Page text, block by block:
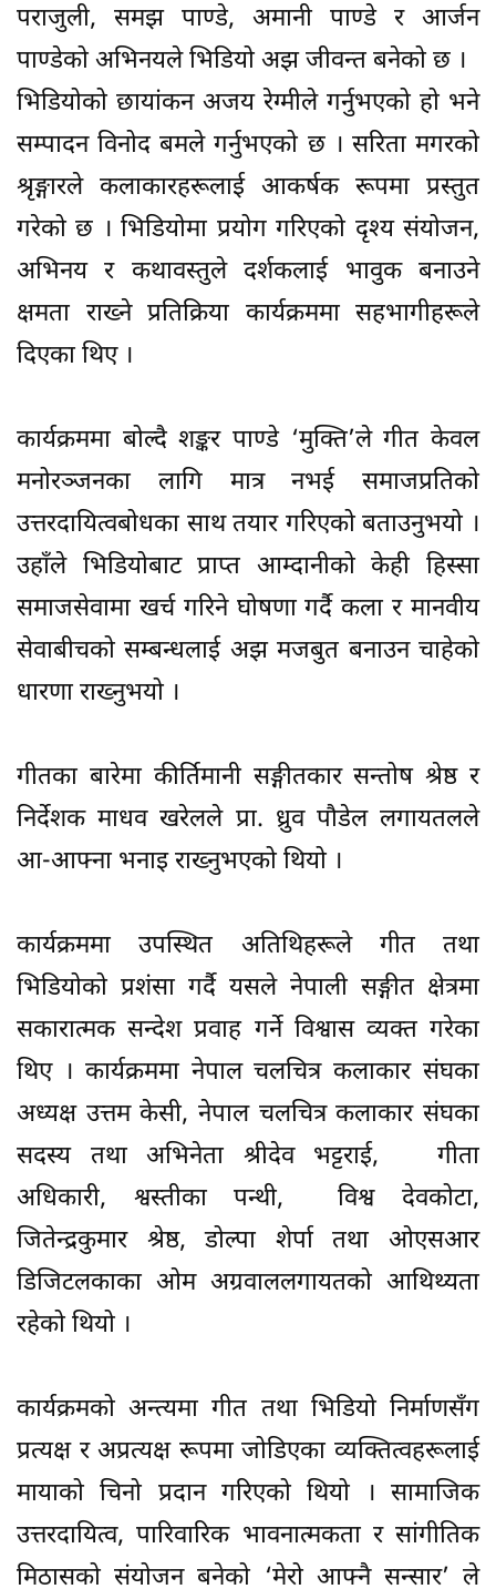
पराजुली, समझ पाण्डे, अमानी पाण्डे र आर्जन
पाण्डेको अभिनयले भिडियो अझ जीवन्त बनेको छ ।
भिडियोको छायांकन अजय रेग्मीले गर्नुभएको हो भने
सम्पादन विनोद बमले गर्नुभएको छ । सरिता मगरको
श्रृङ्गारले कलाकारहरूलाई आकर्षक रूपमा प्रस्तुत
गरेको छ । भिडियोमा प्रयोग गरिएको दृश्य संयोजन,
अभिनय र कथावस्तुले दर्शकलाई भावुक बनाउने
क्षमता राख्ने प्रतिक्रिया कार्यक्रममा सहभागीहरूले
दिएका थिए ।
कार्यक्रममा बोल्दै शङ्कर पाण्डे ‘मुक्ति’ले गीत केवल
मनोरञ्जनका लागि मात्र नभई समाजप्रतिको
उत्तरदायित्वबोधका साथ तयार गरिएको बताउनुभयो ।
उहाँले भिडियोबाट प्राप्त आम्दानीको केही हिस्सा
समाजसेवामा खर्च गरिने घोषणा गर्दै कला र मानवीय
सेवाबीचको सम्बन्धलाई अझ मजबुत बनाउन चाहेको
धारणा राख्नुभयो ।
गीतका बारेमा कीर्तिमानी सङ्गीतकार सन्तोष श्रेष्ठ र
निर्देशक माधव खरेलले प्रा. ध्रुव पौडेल लगायतलले
आ-आफ्ना भनाइ राख्नुभएको थियो ।
कार्यक्रममा उपस्थित अतिथिहरूले गीत तथा
भिडियोको प्रशंसा गर्दै यसले नेपाली सङ्गीत क्षेत्रमा
सकारात्मक सन्देश प्रवाह गर्ने विश्वास व्यक्त गरेका
थिए । कार्यक्रममा नेपाल चलचित्र कलाकार संघका
अध्यक्ष उत्तम केसी, नेपाल चलचित्र कलाकार संघका
सदस्य तथा अभिनेता श्रीदेव भट्टराई, गीता
अधिकारी, श्वस्तीका पन्थी, विश्व देवकोटा,
जितेन्द्रकुमार श्रेष्ठ, डोल्पा शेर्पा तथा ओएसआर
डिजिटलकाका ओम अग्रवाललगायतको आथिथ्यता
रहेको थियो ।
कार्यक्रमको अन्त्यमा गीत तथा भिडियो निर्माणसँग
प्रत्यक्ष र अप्रत्यक्ष रूपमा जोडिएका व्यक्तित्वहरूलाई
मायाको चिनो प्रदान गरिएको थियो । सामाजिक
उत्तरदायित्व, पारिवारिक भावनात्मकता र सांगीतिक
मिठासको संयोजन बनेको ‘मेरो आफ्नै सन्सार’ ले